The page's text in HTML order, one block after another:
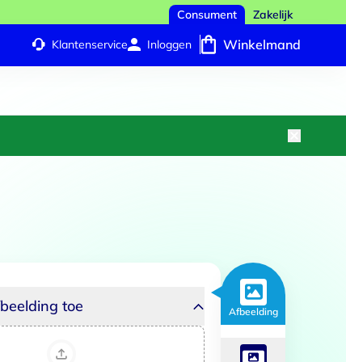
Consument Zakelijk
Klantenservice Inloggen Winkelmand
Persoonlijk kaartje 6 Laten inpakken
toe Afbeelding